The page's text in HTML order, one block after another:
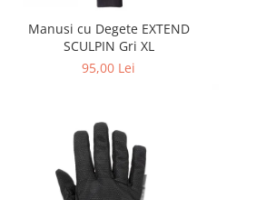
Manusi cu Degete EXTEND
SCULPIN Gri XL
95,00 Lei